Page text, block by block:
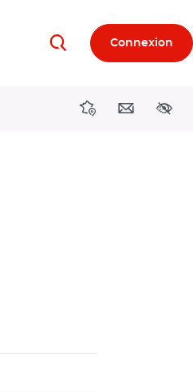
RechercherConnexion
DirectionsContact